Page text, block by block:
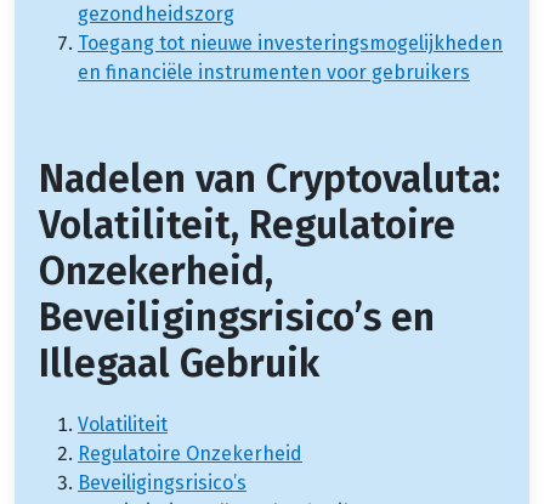
gezondheidszorg
Toegang tot nieuwe investeringsmogelijkheden
en financiële instrumenten voor gebruikers
Nadelen van Cryptovaluta:
Volatiliteit, Regulatoire
Onzekerheid,
Beveiligingsrisico’s en
Illegaal Gebruik
Volatiliteit
Regulatoire Onzekerheid
Beveiligingsrisico’s